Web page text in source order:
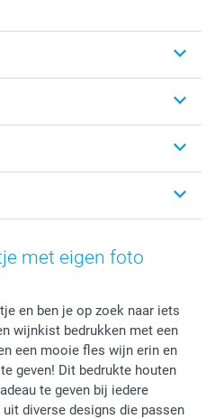
met eigen foto
en ben je op zoek naar iets
wijnkist bedrukken met een
een mooie fles wijn erin en
geven! Dit bedrukte houten
te geven bij iedere
diverse designs die passen